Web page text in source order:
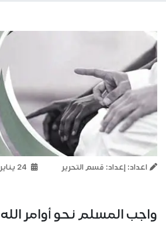
اعداد: إعداد: قسم التحرير
واجب المسلم نحو أوامر